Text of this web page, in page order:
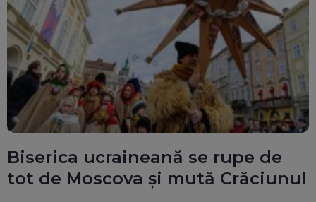
Biserica ucraineană se rupe de
tot de Moscova și mută Crăciunul